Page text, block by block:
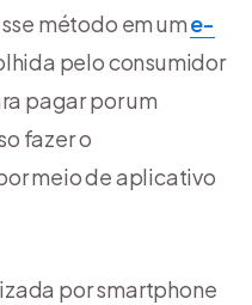
método em ume-
pelo consumidor
pagar por um
fazer o
meio de aplicativo
por smartphone